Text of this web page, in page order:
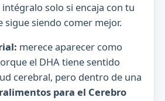
intégralo solo si encaja con tu
sigue siendo comer mejor.
merece aparecer como
el DHA tiene sentido
cerebral, pero dentro de una
para el Cerebro